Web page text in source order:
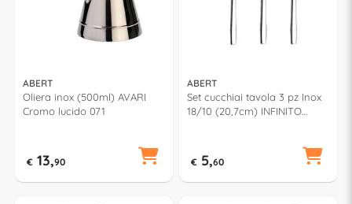
ABERT
Oliera inox (500ml) AVARI
Cromo lucido 071
€ 13,90
ABERT
Set cucchiai tavola 3 pz Inox
18/10 (20,7cm) INFINITO
€ 5,60